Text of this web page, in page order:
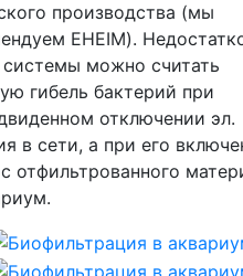
производства (мы
EHEIM).
можно считать
гибель бактерий при
отключении эл.
в сети, а при его
отфильтрованного